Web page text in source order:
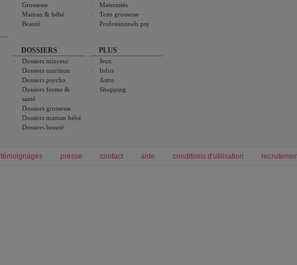
Grossesse
Maman & bébé
Beauté
DOSSIERS
Dossiers minceur
Dossiers nutrition
Dossiers psycho
Dossiers forme &
santé
Dossiers grossesse
Dossiers maman bébé
Dossiers beauté
Maternités
Tests grossesse
Professionnels psy
PLUS
Jeux
Infos
Astro
Shopping
témoignages presse contact aide conditions d'utilisation